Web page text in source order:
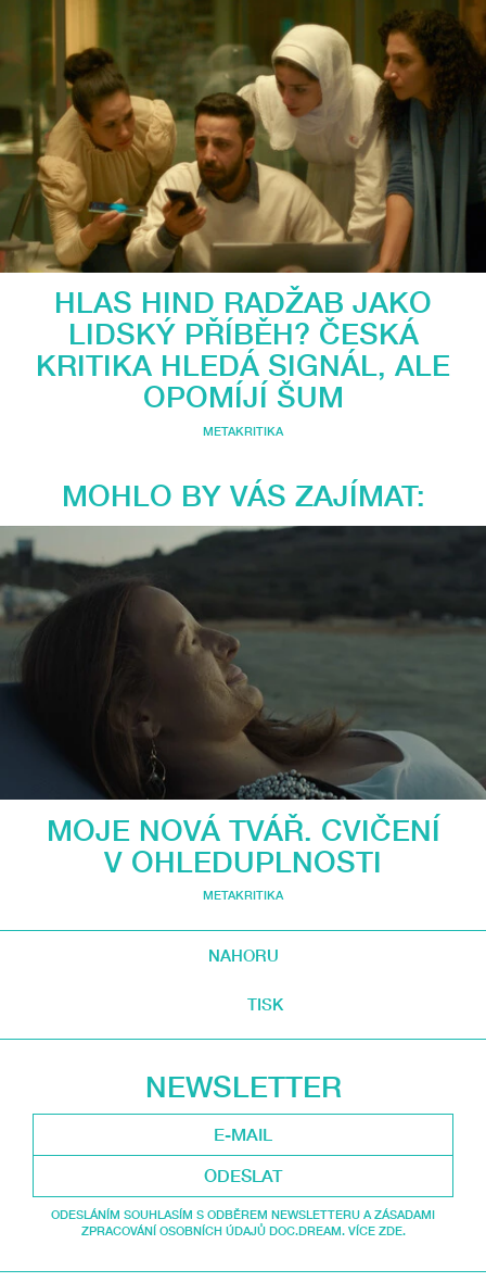
HLAS HIND RADŽAB JAKO
LIDSKÝ PŘÍBĚH? ČESKÁ
KRITIKA HLEDÁ SIGNÁL, ALE
OPOMÍJÍ ŠUM
METAKRITIKA
MOHLO BY VÁS ZAJÍMAT:
MOJE NOVÁ TVÁŘ. CVIČENÍ
V OHLEDUPLNOSTI
METAKRITIKA
NAHORU
TISK
NEWSLETTER
ODESLAT
ODESLÁNÍM SOUHLASÍM S ODBĚREM NEWSLETTERU A ZÁSADAMI
ZPRACOVÁNÍ OSOBNÍCH ÚDAJŮ DOC.DREAM. VÍCE ZDE.